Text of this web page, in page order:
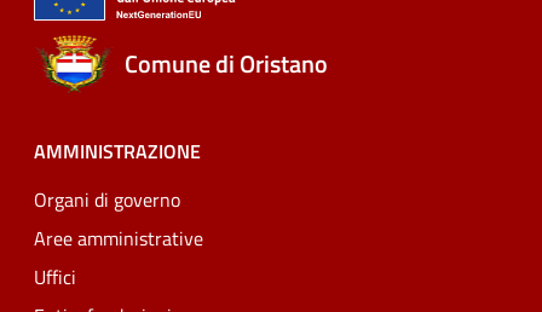
Comune di Oristano
AMMINISTRAZIONE
Organi di governo
Aree amministrative
Uffici